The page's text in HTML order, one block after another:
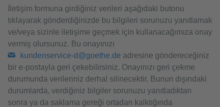
İletişim formuna girdiğiniz verileri aşağıdaki butonu
tıklayarak gönderdiğinizde bu bilgileri sorunuzu yanıtlamak
ve/veya sizinle iletişime geçmek için kullanacağımıza onay
vermiş olursunuz. Bu onayınızı
kundenservice-d@goethe.de adresine göndereceğiniz
bir e-postayla geri çekebilirsiniz. Onayınızı geri çekme
durumunda verileriniz derhal silinecektir. Bunun dışındaki
durumlarda, verdiğiniz bilgiler sorunuzu yanıtladıktan
sonra ya da saklama gereği ortadan kalktığında